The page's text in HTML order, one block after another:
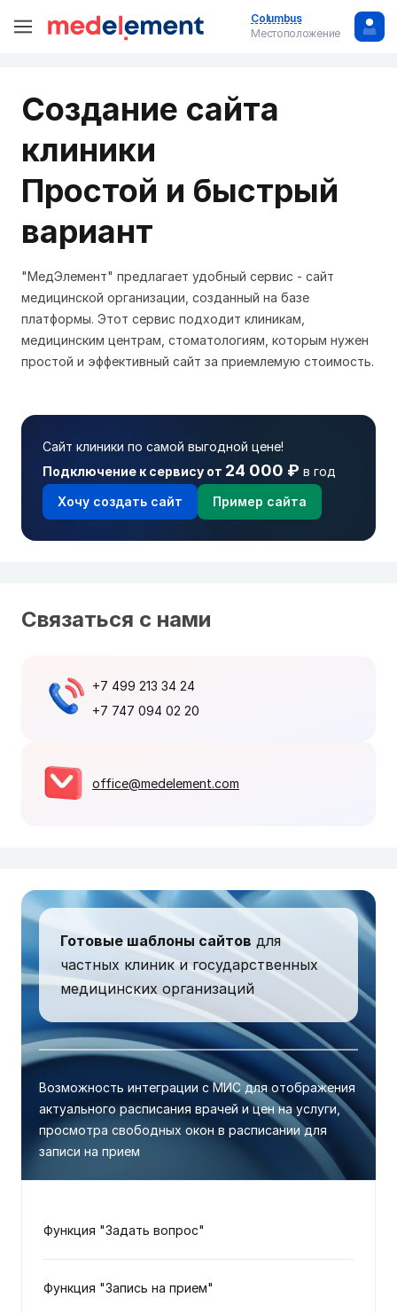
Columbus
Местоположение
Создание сайта
клиники
Простой и быстрый
вариант
"МедЭлемент" предлагает удобный сервис - сайт
медицинской организации, созданный на базе
платформы. Этот сервис подходит клиникам,
медицинским центрам, стоматологиям, которым нужен
простой и эффективный сайт за приемлемую стоимость.
Сайт клиники по самой выгодной цене!
Подключение к сервису от 24 000 ₽ в год
Хочу создать сайт
Пример сайта
Связаться с нами
+7 499 213 34 24
+7 747 094 02 20
office@medelement.com
Готовые шаблоны сайтов для
частных клиник и государственных
медицинских организаций
Возможность интеграции с МИС для отображения
актуального расписания врачей и цен на услуги,
просмотра свободных окон в расписании для
записи на прием
Функция "Задать вопрос"
Функция "Запись на прием"